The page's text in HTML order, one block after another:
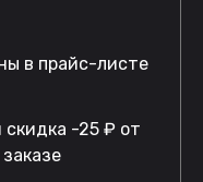
в прайс-листе
скидка -25 ₽ от